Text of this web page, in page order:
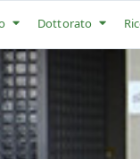
Dottorato